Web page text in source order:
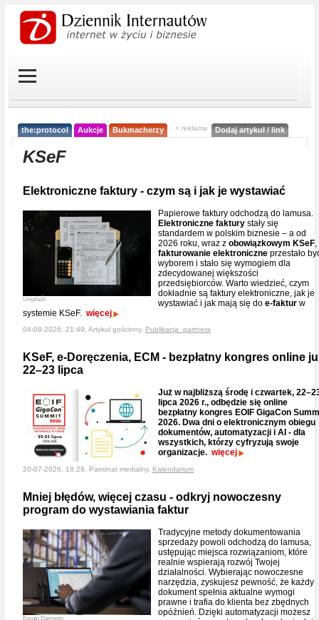
the:protocol Aukcje Bukmacherzy < reklama Dodaj artykuł / link
KSeF
Elektroniczne faktury - czym są i jak je wystawiać
Unsplash
Papierowe faktury odchodzą do lamusa.
Elektroniczne faktury stały się
standardem w polskim biznesie – a od
2026 roku, wraz z obowiązkowym KSeF,
fakturowanie elektroniczne przestało
wyborem i stało się wymogiem dla
zdecydowanej większości
przedsiębiorców. Warto wiedzieć, czym
dokładnie są faktury elektroniczne, jak je
wystawiać i jak mają się do e-faktur w
systemie KSeF. więcej
04-08-2026, 21:49, Artykuł gościnny, Publikacja_partnera
KSeF, e-Doręczenia, ECM - bezpłatny kongres online
22–23 lipca
Już w najbliższą środę i czwartek,
lipca 2026 r., odbędzie się online
bezpłatny kongres EOIF GigaCon
2026. Dwa dni o elektronicznym obiegu
dokumentów, automatyzacji i AI - dla
wszystkich, którzy cyfryzują swoje
organizacje. więcej
20-07-2026, 18:29, Patronat medialny, Kalendarium
Mniej błędów, więcej czasu - odkryj nowoczesny
program do wystawiania faktur
Envato Elements
Tradycyjne metody dokumentowania
sprzedaży powoli odchodzą do lamusa,
ustępując miejsca rozwiązaniom, które
realnie wspierają rozwój Twojej
działalności. Wybierając nowoczesne
narzędzia, zyskujesz pewność, że każdy
dokument spełnia aktualne wymogi
prawne i trafia do klienta bez zbędnych
opóźnień. Dzięki automatyzacji możesz